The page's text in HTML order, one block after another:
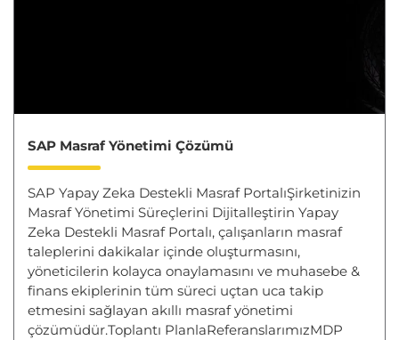
SAP Masraf Yönetimi Çözümü
SAP Yapay Zeka Destekli Masraf PortalıŞirketinizin
Masraf Yönetimi Süreçlerini Dijitalleştirin Yapay
Zeka Destekli Masraf Portalı, çalışanların masraf
taleplerini dakikalar içinde oluşturmasını,
yöneticilerin kolayca onaylamasını ve muhasebe &
finans ekiplerinin tüm süreci uçtan uca takip
etmesini sağlayan akıllı masraf yönetimi
çözümüdür.Toplantı PlanlaReferanslarımızMDP